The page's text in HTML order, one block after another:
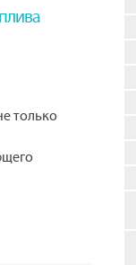
только